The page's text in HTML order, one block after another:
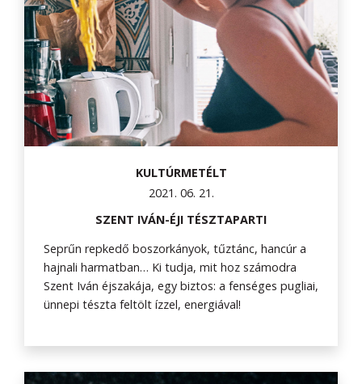
KULTÚRMETÉLT
2021. 06. 21.
SZENT IVÁN-ÉJI TÉSZTAPARTI
Seprűn repkedő boszorkányok, tűztánc, hancúr a
hajnali harmatban… Ki tudja, mit hoz számodra
Szent Iván éjszakája, egy biztos: a fenséges pugliai,
ünnepi tészta feltölt ízzel, energiával!